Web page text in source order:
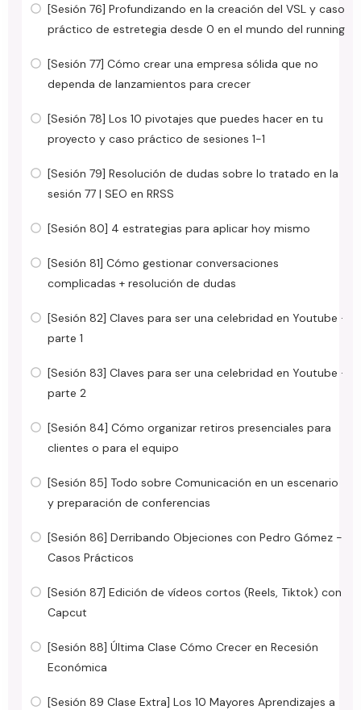
[Sesión 76] Profundizando en la creación del VSL y caso
práctico de estretegia desde 0 en el mundo del running
[Sesión 77] Cómo crear una empresa sólida que no
dependa de lanzamientos para crecer
[Sesión 78] Los 10 pivotajes que puedes hacer en tu
proyecto y caso práctico de sesiones 1-1
[Sesión 79] Resolución de dudas sobre lo tratado en la
sesión 77 | SEO en RRSS
[Sesión 80] 4 estrategias para aplicar hoy mismo
[Sesión 81] Cómo gestionar conversaciones
complicadas + resolución de dudas
[Sesión 82] Claves para ser una celebridad en Youtube ·
parte 1
[Sesión 83] Claves para ser una celebridad en Youtube ·
parte 2
[Sesión 84] Cómo organizar retiros presenciales para
clientes o para el equipo
[Sesión 85] Todo sobre Comunicación en un escenario
y preparación de conferencias
[Sesión 86] Derribando Objeciones con Pedro Gómez -
Casos Prácticos
[Sesión 87] Edición de vídeos cortos (Reels, Tiktok) con
Capcut
[Sesión 88] Última Clase Cómo Crecer en Recesión
Económica
[Sesión 89 Clase Extra] Los 10 Mayores Aprendizajes a